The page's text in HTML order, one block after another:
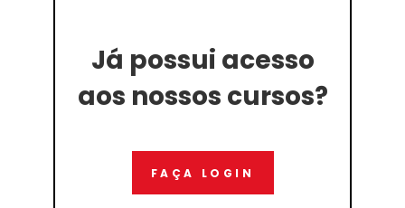
Já possui acesso
aos nossos cursos?
FAÇA LOGIN